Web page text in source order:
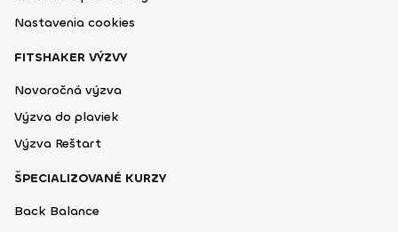
Nastavenia cookies
FITSHAKER VÝZVY
Novoročná výzva
Výzva do plaviek
Výzva Reštart
ŠPECIALIZOVANÉ KURZY
Back Balance